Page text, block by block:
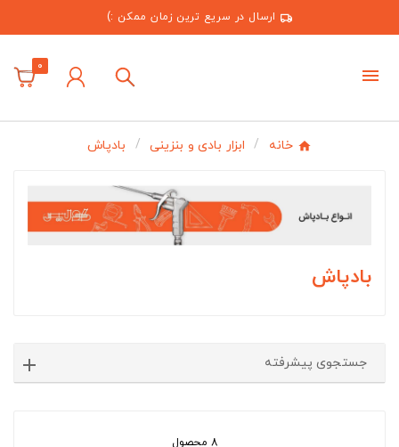
ارسال در سریع ترین زمان ممکن :)
0
خانه ابزار بادی و بنزینی بادپاش
بادپاش
جستجوی پیشرفته
8 محصول